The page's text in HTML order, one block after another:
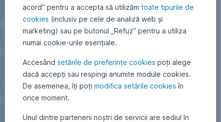
acord” pentru a accepta să utilizăm toate tipurile de
cookies (inclusiv pe cele de analiză web și
marketing) sau pe butonul „Refuz” pentru a utiliza
numai cookie-urile esențiale.
Accesând setările de preferințe cookies poți alege
dacă accepți sau respingi anumite module cookies.
De asemenea, îți poți modifica setările cookies în
orice moment.
Unul dintre partenerii noștri de servicii are sediul în